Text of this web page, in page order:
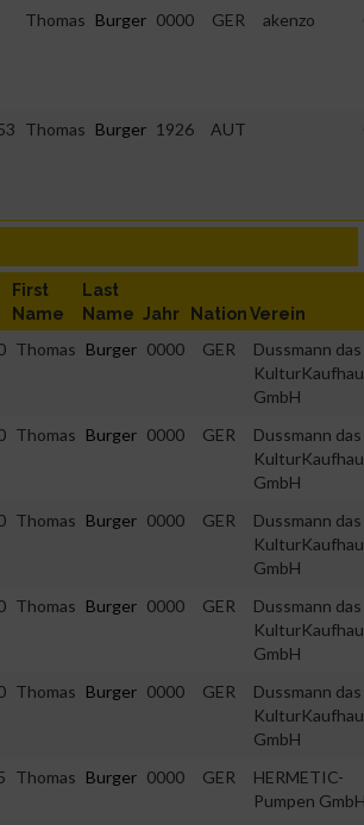
Thomas Burger 0000 GER akenzo
Thomas Burger 1926 AUT
First
Name
Last
Name Jahr NationVerein
Thomas Burger 0000 GER
Dussmann das
GmbH
Thomas Burger 0000 GER
Dussmann das
GmbH
Thomas Burger 0000 GER
Dussmann das
GmbH
Thomas Burger 0000 GER
Dussmann das
GmbH
Thomas Burger 0000 GER
Dussmann das
GmbH
Thomas Burger 0000 GER
HERMETIC-
Pumpen